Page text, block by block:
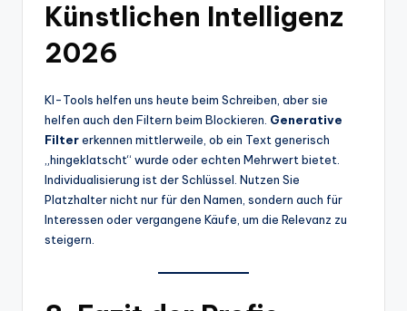
Künstlichen Intelligenz
2026
KI-Tools helfen uns heute beim Schreiben, aber sie
helfen auch den Filtern beim Blockieren. Generative
Filtererkennen mittlerweile, ob ein Text generisch
„hingeklatscht“ wurde oder echten Mehrwert bietet.
Individualisierung ist der Schlüssel. Nutzen Sie
Platzhalter nicht nur für den Namen, sondern auch für
Interessen oder vergangene Käufe, um die Relevanz zu
steigern.